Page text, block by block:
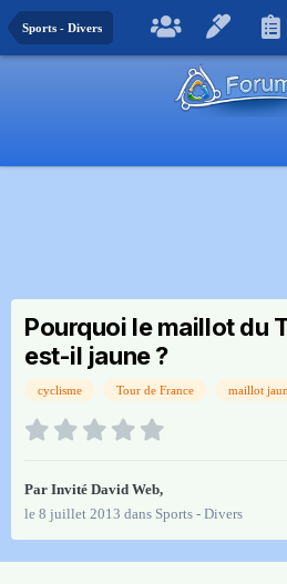
Sports - Divers
Pourquoi le maillot du
est-il jaune ?
cyclisme Tour de France maillot
Par Invité David Web,
le 8 juillet 2013 dans Sports - Divers